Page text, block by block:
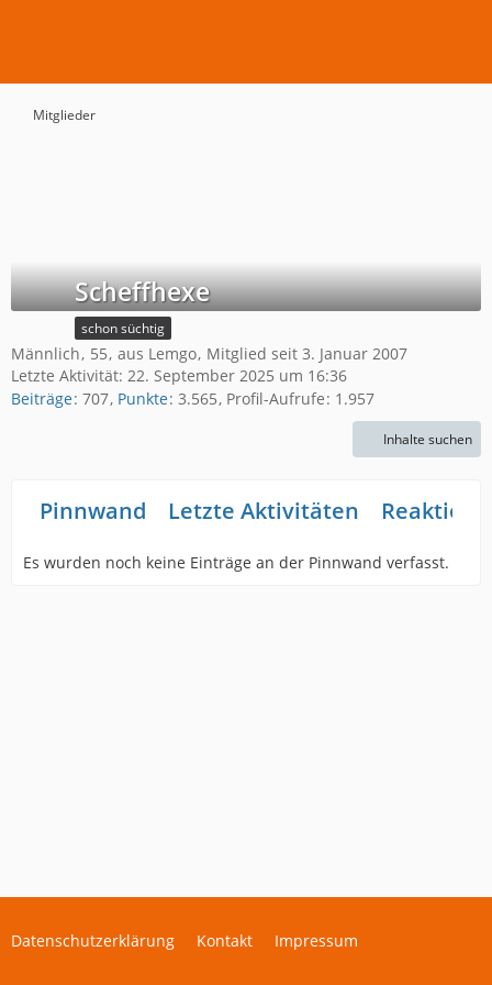
Mitglieder
Scheffhexe
schon süchtig
Männlich 55 aus Lemgo Mitglied seit 3. Januar 2007
Letzte Aktivität: 22. September 2025 um 16:36
Beiträge 707 Punkte 3.565 Profil-Aufrufe 1.957
Inhalte suchen
Pinnwand Letzte Aktivitäten
Es wurden noch keine Einträge an der Pinnwand verfasst.
Datenschutzerklärung Kontakt Impressum